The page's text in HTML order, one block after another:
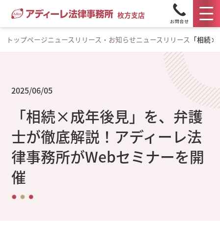
枚方支店
トップページニュースリリース・お知らせニュースリリース 「相続
2025/06/05
「相続×成年後見」を、弁護
士が徹底解説！アディーレ法
律事務所がWebセミナーを開
催